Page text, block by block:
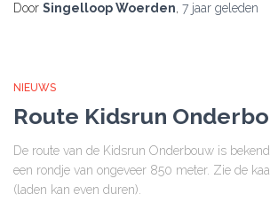
Door Singelloop Woerden, 7 jaar geleden
NIEUWS
Route Kidsrun
De route van de Kidsrun Onderbouw is
een rondje van ongeveer 850 meter. Zie de
(laden kan even duren).